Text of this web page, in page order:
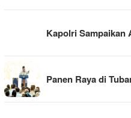
Kapolri
Panen Raya di